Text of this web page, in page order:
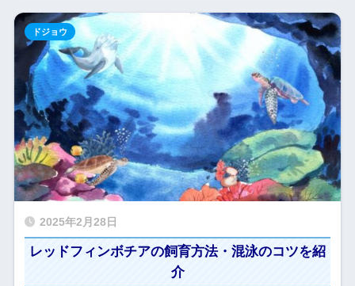
2025年2月28日
レッドフィンボチアの飼育方法・混泳のコツを紹
介
ドジョウ